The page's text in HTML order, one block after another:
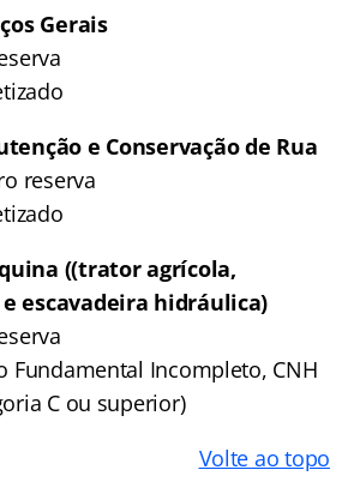
Gerais
e Conservação de Rua
reserva
((trator agrícola,
escavadeira hidráulica)
Fundamental Incompleto, CNH
C ou superior)
Volte ao topo